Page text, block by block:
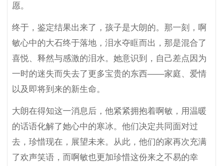
愿。
终于，鉴定结果出来了，孩子是大朗的。那一刻，啊
敏心中的大石终于落地，泪水夺眶而出，那是混合了
喜悦、释然与感激的泪水。她意识到，自己差点因为
一时的迷失而失去了更多宝贵的东西——家庭、爱情
以及即将到来的新生命。
大朗在得知这一消息后，他紧紧拥抱着啊敏，用温暖
的话语化解了她心中的寒冰。他们决定共同面对过
去，珍惜现在，展望未来。从此，他们的家再次充满
了欢声笑语，而啊敏也更加珍惜这份来之不易的幸